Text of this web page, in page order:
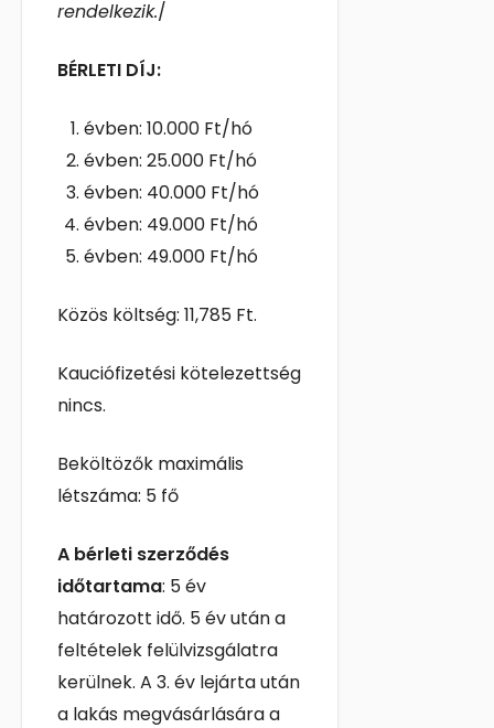
rendelkezik./
BÉRLETI DÍJ:
évben: 10.000 Ft/hó
évben: 25.000 Ft/hó
évben: 40.000 Ft/hó
évben: 49.000 Ft/hó
évben: 49.000 Ft/hó
Közös költség: 11,785 Ft.
Kauciófizetési kötelezettség
nincs.
Beköltözők maximális
létszáma: 5 fő
A bérleti szerződés
időtartama: 5 év
határozott idő. 5 év után a
feltételek felülvizsgálatra
kerülnek. A 3. év lejárta után
a lakás megvásárlására a